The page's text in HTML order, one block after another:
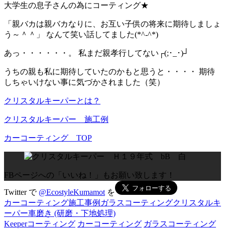
大学生の息子さんの為にコーティング★
「親バカは親バカなりに、お互い子供の将来に期待しましょ
う～＾＾」 なんて笑い話してました(*^-^*)
あっ・・・・・・。 私まだ親孝行してない┌(;･_･)┘
うちの親も私に期待していたのかもと思うと・・・・ 期待
しちゃいけない事に気づかされました（笑）
クリスタルキーパーとは？
クリスタルキーパー 施工例
カーコーティング TOP
FBページへの「いいね！」もお願い致します！
Twitter で @EcostyleKumamot を
カーコーティング施工事例 ガラスコーティングクリスタルキ
ーパー車磨き (研磨・下地処理)
Keeperコーティング カーコーティング ガラスコーティング